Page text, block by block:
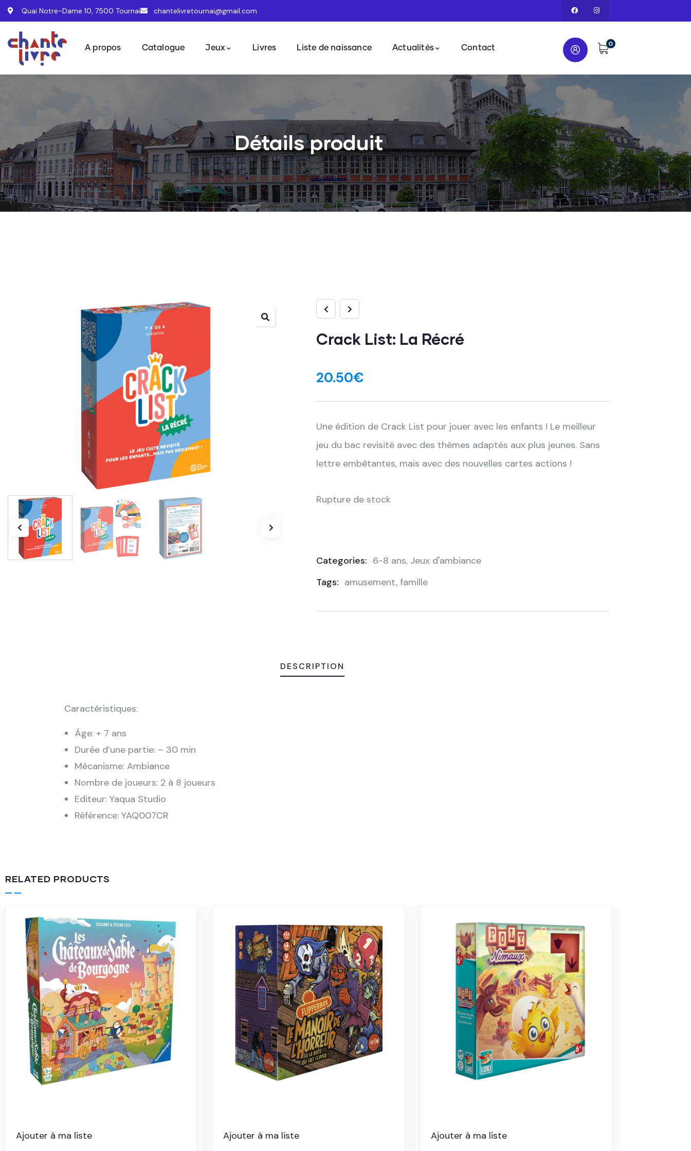
Quai Notre-Dame 10, 7500 Tournai chantelivretournai@gmail.com
A propos Catalogue Jeux Livres Liste de naissance Actualités Contact
0
Détails produit
Crack List: La Récré
20.50€
Une édition de Crack List pour jouer avec les enfants ! Le meilleur
jeu du bac revisité avec des thèmes adaptés aux plus jeunes. Sans
lettre embêtantes, mais avec des nouvelles cartes actions !
Rupture de stock
Categories: 6-8 ans, Jeux d'ambiance
Tags: amusement, famille
DESCRIPTION
Caractéristiques:
Âge: + 7 ans
Durée d’une partie: – 30 min
Mécanisme: Ambiance
Nombre de joueurs: 2 à 8 joueurs
Editeur: Yaqua Studio
Référence: YAQ007CR
RELATED PRODUCTS
Ajouter à ma liste Ajouter à ma liste Ajouter à ma liste